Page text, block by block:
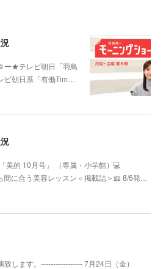
ー★テレビ朝日「羽鳥
朝日系「有働Tim…
的 10月号」 （専属・小学館）💻
間に合う美容レッスン＜掲載誌＞📖 8/6発…
します。----------------- 7月24日（金）